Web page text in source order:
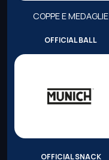
COPPE E MEDAGLIE
OFFICIAL BALL
OFFICIAL SNACK